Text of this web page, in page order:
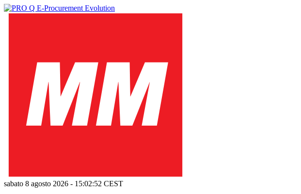
sabato 8 agosto 2026 - 15:02:52 CEST